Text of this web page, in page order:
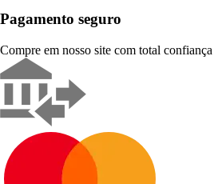
Pagamento seguro
Compre em nosso site com total confiança